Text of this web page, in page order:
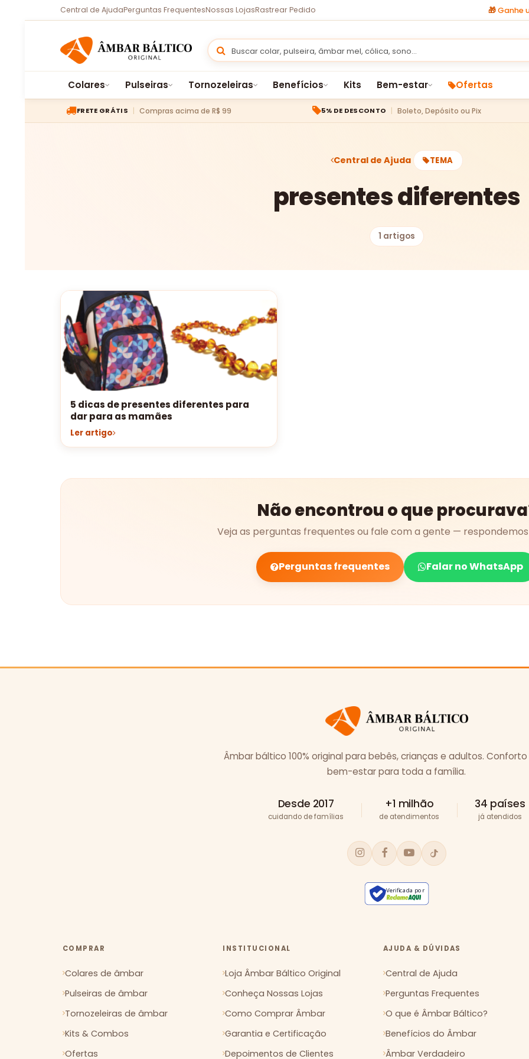
Central de AjudaPerguntas FrequentesNossas LojasRastrear Pedido 🎁Ganhe
Colares Pulseiras Tornozeleiras Benefícios Kits Bem-estar Ofertas
FRETE GRÁTIS Compras acima de R$ 99 5% DE DESCONTO Boleto, Depósito ou Pix
Central de Ajuda TEMA
presentes diferentes
1 artigos
5 dicas de presentes diferentes para
dar para as mamães
Ler artigo
Não encontrou o que
Veja as perguntas frequentes ou fale com a gente —
Perguntas frequentes Falar no WhatsApp
Âmbar báltico 100% original para bebês, crianças e adultos.
bem-estar para toda a família.
Desde 2017
cuidando de famílias
+1 milhão
de atendimentos
34 países
já atendidos
Verificada por
COMPRAR
Colares de âmbar
Pulseiras de âmbar
Tornozeleiras de âmbar
Kits & Combos
Ofertas
INSTITUCIONAL
Loja Âmbar Báltico Original
Conheça Nossas Lojas
Como Comprar Âmbar
Garantia e Certificação
Depoimentos de Clientes
AJUDA & DÚVIDAS
Central de Ajuda
Perguntas Frequentes
O que é Âmbar Báltico?
Benefícios do Âmbar
Âmbar Verdadeiro